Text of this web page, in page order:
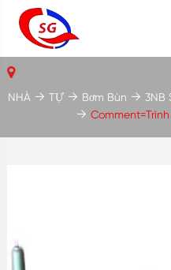
NHÀ TỰ Bơm Bùn
3NB